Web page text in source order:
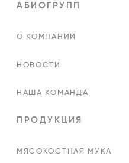
АБИОГРУПП
О КОМПАНИИ
НОВОСТИ
НАША КОМАНДА
ПРОДУКЦИЯ
МЯСОКОСТНАЯ МУКА